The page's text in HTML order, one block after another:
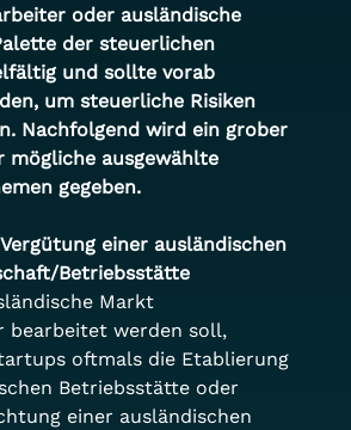
oder ausländische
der steuerlichen
und sollte vorab
um steuerliche Risiken
Nachfolgend wird ein grober
mögliche ausgewählte
gegeben.
einer ausländischen
Betriebsstätte
Markt
bearbeitet werden soll,
oftmals die Etablierung
Betriebsstätte oder
einer ausländischen